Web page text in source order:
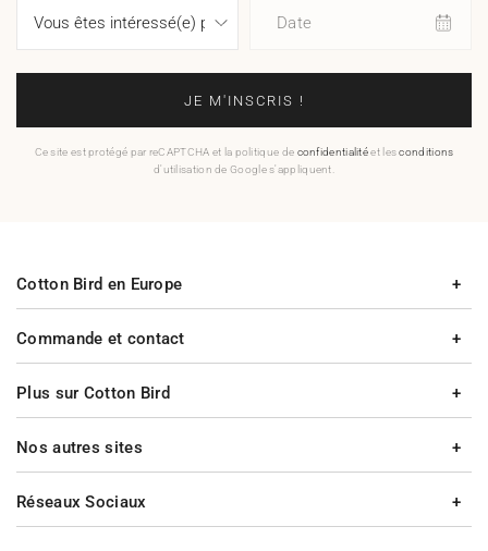
Date
JE M'INSCRIS !
Ce site est protégé par reCAPTCHA et la politique de confidentialitéet lesconditions
d'utilisation de Google s'appliquent.
Commande et contact
Plus sur Cotton Bird
Cotton Bird en Europe
Nos autres sites
Réseaux Sociaux